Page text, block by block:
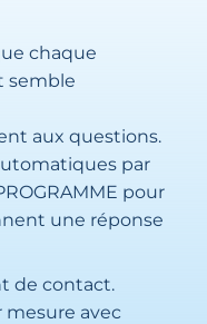
chaque
semble
aux questions.
par
pour
une réponse
de contact.
mesure avec